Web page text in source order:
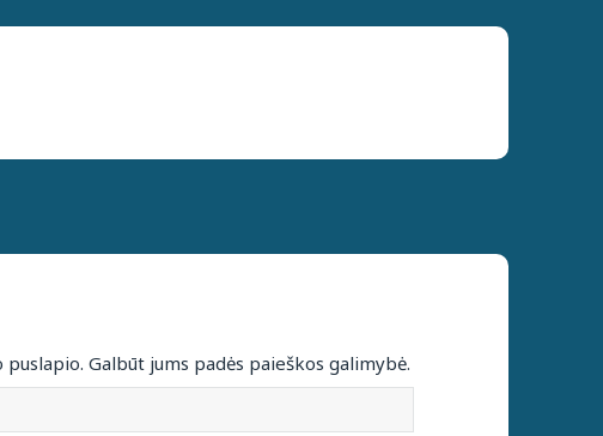
Galbūt jums padės paieškos galimybė.